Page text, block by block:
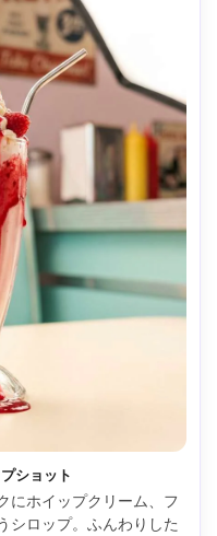
ショット
にホイップクリーム、フ
シロップ。ふんわりした